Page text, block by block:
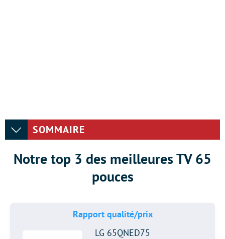
SOMMAIRE
Notre top 3 des meilleures TV 65
pouces
Rapport qualité/prix
LG 65QNED75